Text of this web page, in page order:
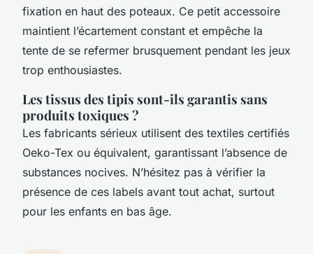
fixation en haut des poteaux. Ce petit accessoire
maintient l’écartement constant et empêche la
tente de se refermer brusquement pendant les jeux
trop enthousiastes.
Les tissus des tipis sont-ils garantis sans
produits toxiques ?
Les fabricants sérieux utilisent des textiles certifiés
Oeko-Tex ou équivalent, garantissant l’absence de
substances nocives. N’hésitez pas à vérifier la
présence de ces labels avant tout achat, surtout
pour les enfants en bas âge.